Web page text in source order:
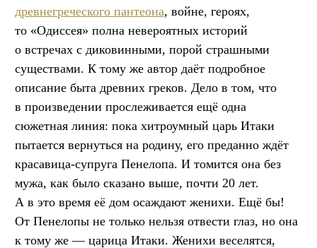
древнегреческого пантеона, войне, героях,
то «Одиссея» полна невероятных историй
о встречах с диковинными, порой страшными
существами. К тому же автор даёт подробное
описание быта древних греков. Дело в том, что
в произведении прослеживается ещё одна
сюжетная линия: пока хитроумный царь Итаки
пытается вернуться на родину, его преданно ждёт
красавица-супруга Пенелопа. И томится она без
мужа, как было сказано выше, почти 20 лет.
А в это время её дом осаждают женихи. Ещё бы!
От Пенелопы не только нельзя отвести глаз, но она
к тому же — царица Итаки. Женихи веселятся,